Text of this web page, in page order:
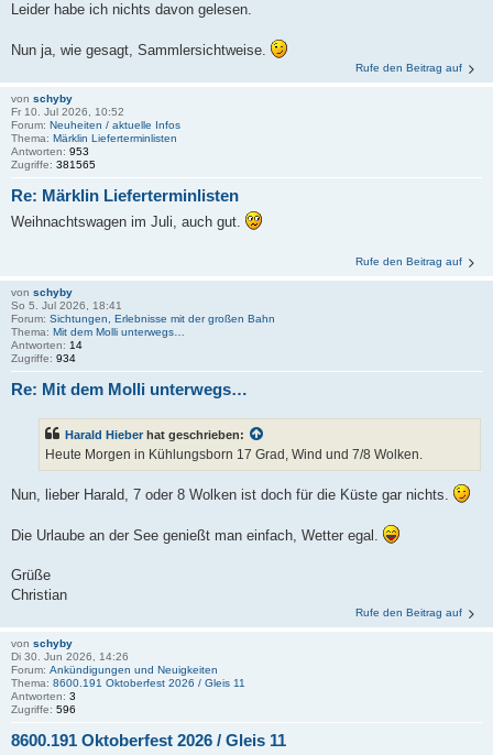
Leider habe ich nichts davon gelesen.
Nun ja, wie gesagt, Sammlersichtweise.
Rufe den Beitrag auf
von schyby
Fr 10. Jul 2026, 10:52
Forum: Neuheiten / aktuelle Infos
Thema: Märklin Lieferterminlisten
Antworten: 953
Zugriffe: 381565
Re: Märklin Lieferterminlisten
Weihnachtswagen im Juli, auch gut.
Rufe den Beitrag auf
von schyby
So 5. Jul 2026, 18:41
Forum: Sichtungen, Erlebnisse mit der großen Bahn
Thema: Mit dem Molli unterwegs…
Antworten: 14
Zugriffe: 934
Re: Mit dem Molli unterwegs…
Harald Hieber hat geschrieben:
Heute Morgen in Kühlungsborn 17 Grad, Wind und 7/8 Wolken.
Nun, lieber Harald, 7 oder 8 Wolken ist doch für die Küste gar nichts.
Die Urlaube an der See genießt man einfach, Wetter egal.
Grüße
Christian
Rufe den Beitrag auf
von schyby
Di 30. Jun 2026, 14:26
Forum: Ankündigungen und Neuigkeiten
Thema: 8600.191 Oktoberfest 2026 / Gleis 11
Antworten: 3
Zugriffe: 596
8600.191 Oktoberfest 2026 / Gleis 11